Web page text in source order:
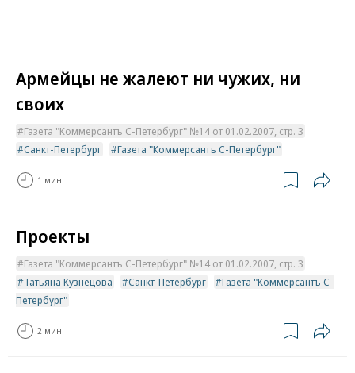
Армейцы не жалеют ни чужих, ни
своих
Газета "Коммерсантъ С-Петербург" №14 от 01.02.2007, стр. 3
Санкт-Петербург
Газета "Коммерсантъ С-Петербург"
1 мин.
Проекты
Газета "Коммерсантъ С-Петербург" №14 от 01.02.2007, стр. 3
Татьяна Кузнецова
Санкт-Петербург
Газета "Коммерсантъ С-
Петербург"
2 мин.